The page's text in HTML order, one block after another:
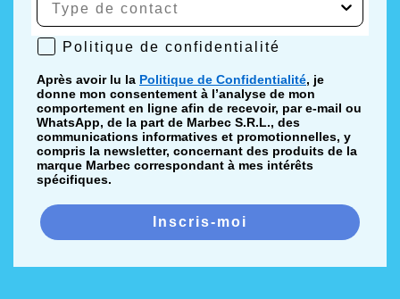
Politique de confidentialité
Politique de confidentialité
Après avoir lu la Politique de Confidentialité, je
donne mon consentement à l’analyse de mon
comportement en ligne afin de recevoir, par e-mail ou
WhatsApp, de la part de Marbec S.R.L., des
communications informatives et promotionnelles, y
compris la newsletter, concernant des produits de la
marque Marbec correspondant à mes intérêts
spécifiques.
Inscris-moi